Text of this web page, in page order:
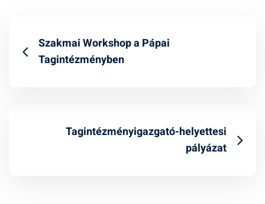
Szakmai Workshop a Pápai
Tagintézményben
Tagintézményigazgató-helyettesi
pályázat